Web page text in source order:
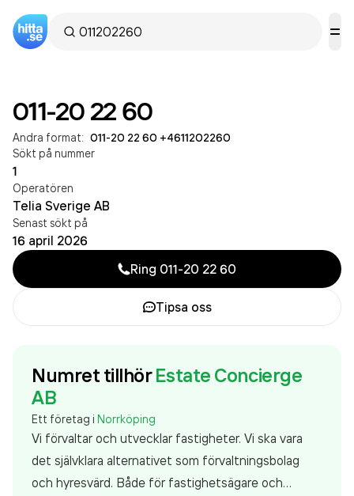
011-20 22 60
Andra format: 011-20 22 60 +4611202260
Sökt på nummer
1
Operatören
Telia Sverige AB
Senast sökt på
16 april 2026
Ring 011-20 22 60
Tipsa oss
Numret tillhör Estate Concierge
AB
Ett företag i Norrköping
Vi förvaltar och utvecklar fastigheter. Vi ska vara
det självklara alternativet som förvaltningsbolag
och hyresvärd. Både för fastighetsägare och